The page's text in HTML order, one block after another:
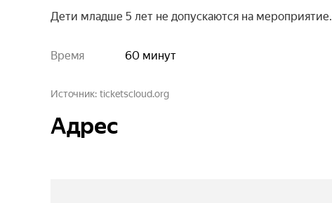
Дети младше 5 лет не допускаются на мероприятие.
Время 60 минут
Источник ticketscloud.org
Адрес